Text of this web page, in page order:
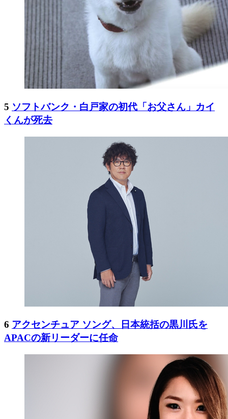
5 ソフトバンク・白戸家の初代「お父さん」カイ
くんが死去
6 アクセンチュア ソング、日本統括の黒川氏を
APACの新リーダーに任命